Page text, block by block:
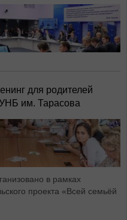
для родителей
им. Тарасова
в рамках
проекта «Всей семьёй